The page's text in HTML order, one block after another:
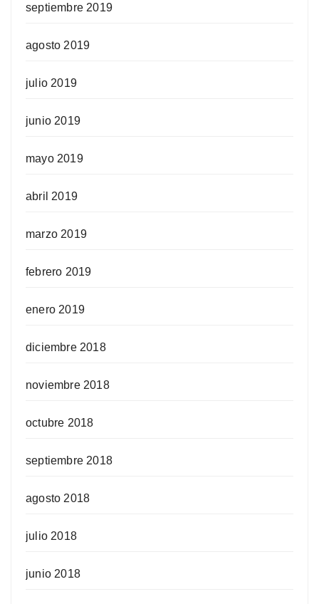
septiembre 2019
agosto 2019
julio 2019
junio 2019
mayo 2019
abril 2019
marzo 2019
febrero 2019
enero 2019
diciembre 2018
noviembre 2018
octubre 2018
septiembre 2018
agosto 2018
julio 2018
junio 2018